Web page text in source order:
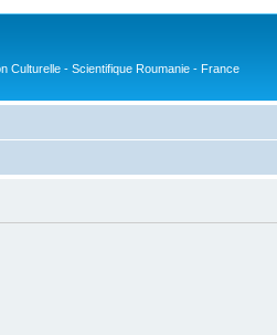
Culturelle - Scientifique Roumanie - France